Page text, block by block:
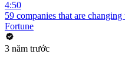
4:50
59 companies that are
Fortune
3 năm trước